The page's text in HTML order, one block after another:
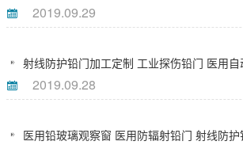
2019.09.29
射线防护铅门加工定制 工业探伤铅门 医用自
2019.09.28
医用铅玻璃观察窗 医用防辐射铅门 射线防护